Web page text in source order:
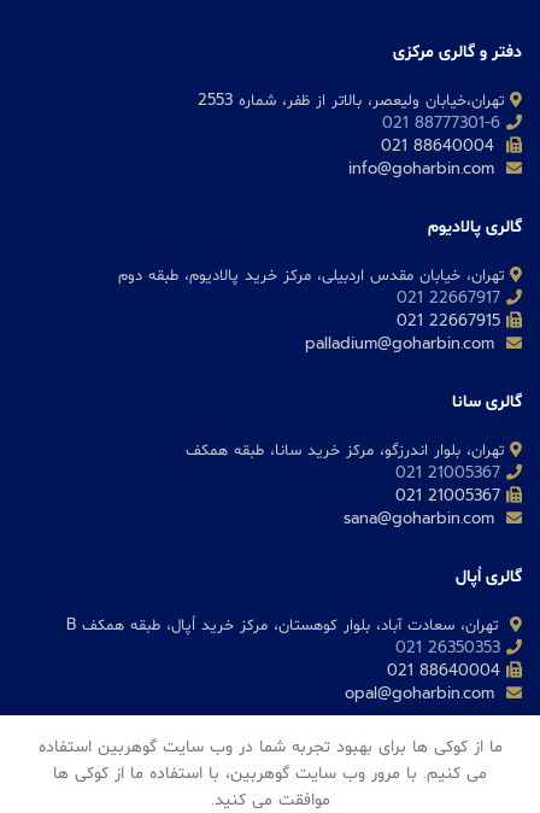
دفتر و گالری مرکزی
تهران،خیابان ولیعصر، بالاتر از ظفر، شماره 2553
88777301-6 021
گالری پالادیوم
تهران، خیابان مقدس اردبیلی، مرکز خرید پالادیوم، طبقه دوم
22667917 021
گالری سانا
تهران، بلوار اندرزگو، مرکز خرید سانا، طبقه همکف
21005367 021
گالری اُپال
تهران، سعادت آباد، بلوار کوهستان، مرکز خرید اُپال، طبقه همکف B
26350353 021
گالری فرشته 24
تهران، خیابان فرشته، مرکز خرید فرشته 24، طبقه همکف
ما از کوکی ها برای بهبود تجربه شما در وب سایت گوهربین استفاده
می کنیم. با مرور وب سایت گوهربین، با استفاده ما از کوکی ها
موافقت می کنید.